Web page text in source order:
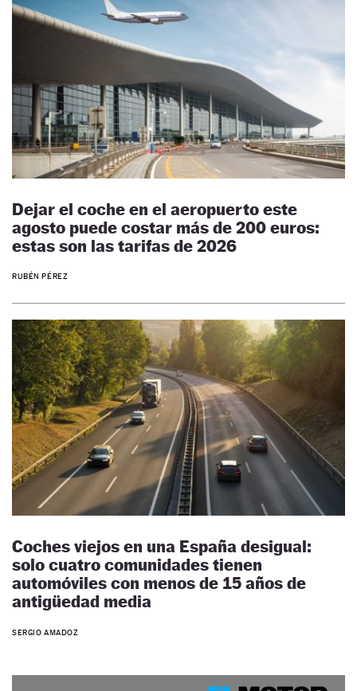
Dejar el coche en el aeropuerto este
agosto puede costar más de 200 euros:
estas son las tarifas de 2026
RUBÉN PÉREZ
Coches viejos en una España desigual:
solo cuatro comunidades tienen
automóviles con menos de 15 años de
antigüedad media
SERGIO AMADOZ